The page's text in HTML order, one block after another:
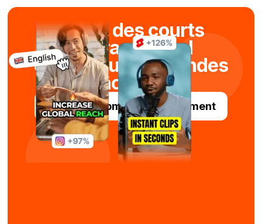
Créez des courts
métrages viral
en quelques secondes
grâce à l'IA
Essayez Submagic gratuitement